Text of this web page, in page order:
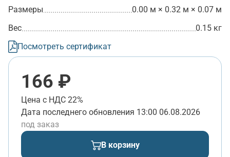
Размеры
0.00 м × 0.32 м × 0.07 м
Вес
0.15 кг
Посмотреть сертификат
166 ₽
Цена с НДС 22%
Дата последнего обновления 13:00 06.08.2026
под заказ
В корзину